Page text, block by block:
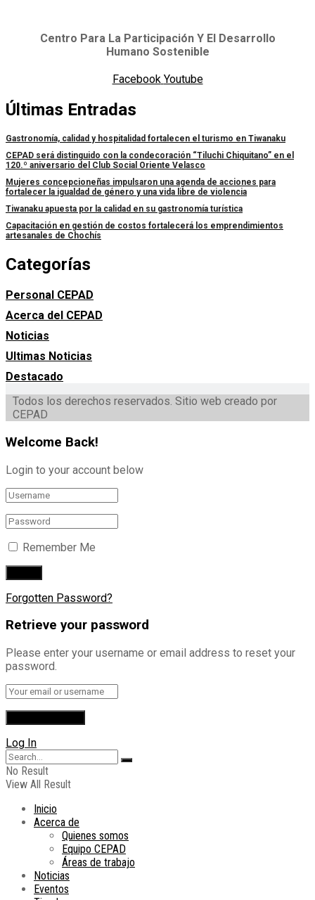
Centro Para La Participación Y El Desarrollo
Humano Sostenible
Facebook Youtube
Últimas Entradas
Gastronomía, calidad y hospitalidad fortalecen el turismo en Tiwanaku
CEPAD será distinguido con la condecoración “Tiluchi Chiquitano” en el
120.º aniversario del Club Social Oriente Velasco
Mujeres concepcioneñas impulsaron una agenda de acciones para
fortalecer la igualdad de género y una vida libre de violencia
Tiwanaku apuesta por la calidad en su gastronomía turística
Capacitación en gestión de costos fortalecerá los emprendimientos
artesanales de Chochís
Categorías
Personal CEPAD
Acerca del CEPAD
Noticias
Ultimas Noticias
Destacado
Todos los derechos reservados. Sitio web creado por
CEPAD
Welcome Back!
Login to your account below
Remember Me
Forgotten Password?
Retrieve your password
Please enter your username or email address to reset your
password.
Log In
No Result
View All Result
Inicio
Acerca de
Quienes somos
Equipo CEPAD
Áreas de trabajo
Noticias
Eventos